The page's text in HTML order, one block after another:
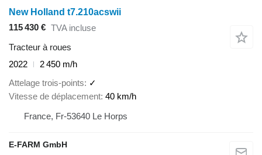
New Holland t7.210acswii
115 430 € TVA incluse
Tracteur à roues
2022
2 450 m/h
Attelage trois-points
✓
Vitesse de déplacement 40 km/h
France, Fr-53640 Le Horps
E-FARM GmbH